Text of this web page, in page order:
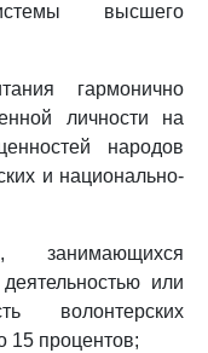
высшего
гармонично
личности на
народов
и национально-
занимающихся
или
волонтерских
15 процентов;